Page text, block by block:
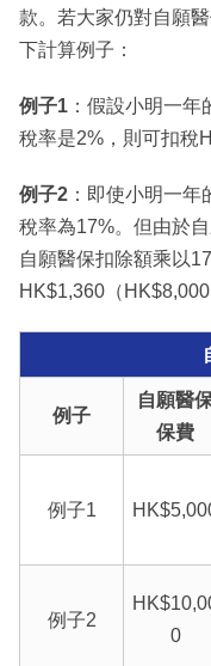
款。若大家仍對自願
下計算例子：
例子1 ：假設小明一年
稅率是2%，則可扣稅
例子2 ：即使小明一
稅率為17%。但由於
自願醫保扣除額乘以
HK$1,360（HK$8,000
例子
自願醫
保費
例子1
例子2
0